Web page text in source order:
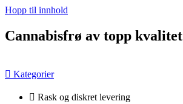
Hopp til innhold
Cannabisfrø av topp kvalitet
Kategorier
Rask og diskret levering